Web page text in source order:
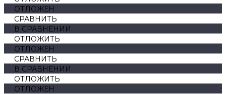
ОТЛОЖЕН
СРАВНИТЬ
В СРАВНЕНИИ
ОТЛОЖИТЬ
ОТЛОЖЕН
СРАВНИТЬ
В СРАВНЕНИИ
ОТЛОЖИТЬ
ОТЛОЖЕН